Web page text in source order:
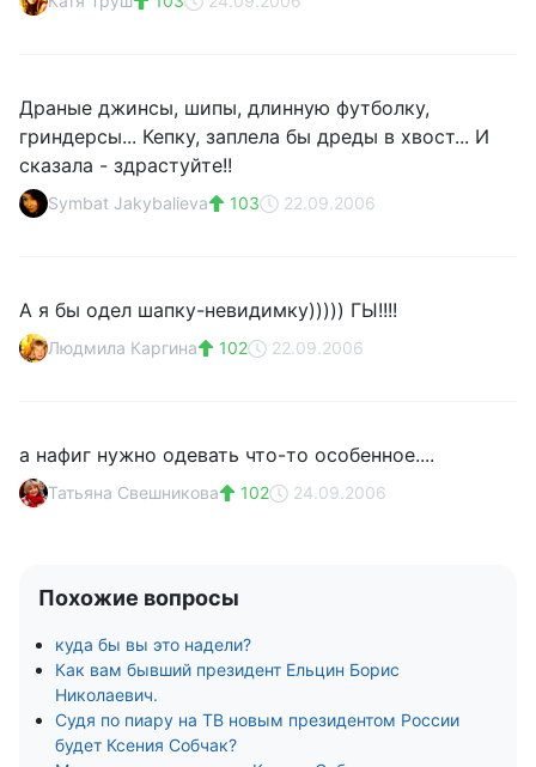
Драные джинсы, шипы, длинную футболку,
гриндерсы... Кепку, заплела бы дреды в хвост... И
сказала - здрастуйте!!
Symbat Jakybalieva 103 22.09.2006
А я бы одел шапку-невидимку))))) ГЫ!!!!
Людмила Каргина 102 22.09.2006
а нафиг нужно одевать что-то особенное....
Татьяна Свешникова 102 24.09.2006
Похожие вопросы
куда бы вы это надели?
Как вам бывший президент Ельцин Борис
Николаевич.
Судя по пиару на ТВ новым президентом России
будет Ксения Собчак?